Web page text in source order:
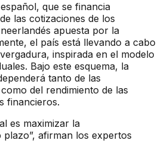
que se financia
las cotizaciones de los
apuesta por la
el país está llevando a cabo
inspirada en el modelo
Bajo este esquema, la
tanto de las
del rendimiento de las
financieros.
es maximizar la
plazo”, afirman los expertos